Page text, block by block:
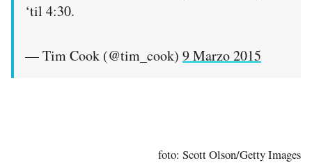
‘til 4:30.
— Tim Cook (@tim_cook) 9 Marzo 2015
foto: Scott Olson/Getty Images